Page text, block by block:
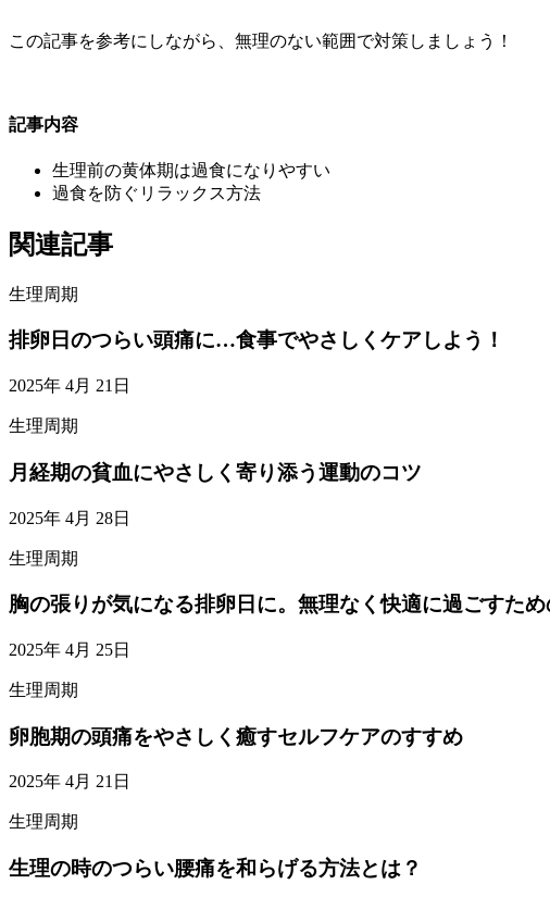
この記事を参考にしながら、無理のない範囲で対策しましょう！
記事内容
生理前の黄体期は過食になりやすい
過食を防ぐリラックス方法
関連記事
生理周期
排卵日のつらい頭痛に…食事でやさしくケアしよう！
2025年 4月 21日
生理周期
月経期の貧血にやさしく寄り添う運動のコツ
2025年 4月 28日
生理周期
胸の張りが気になる排卵日に。無理なく快適に過ごすた
2025年 4月 25日
生理周期
卵胞期の頭痛をやさしく癒すセルフケアのすすめ
2025年 4月 21日
生理周期
生理の時のつらい腰痛を和らげる方法とは？